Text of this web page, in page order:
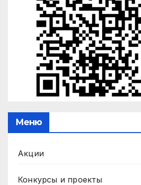
Меню
Акции
Конкурсы и проекты